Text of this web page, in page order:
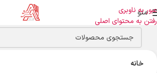
عبور به ناوبری
رفتن به محتوای اصلی
منو
خانه